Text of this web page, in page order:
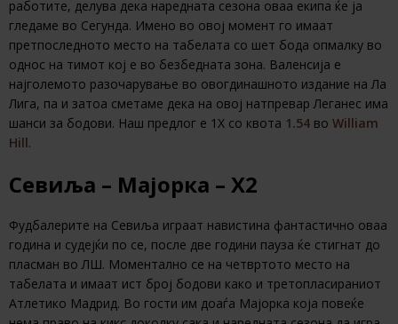
работите, делува дека наредната сезона оваа екипа ќе ја
гледаме во Сегунда. Имено во овој момент го имаат
претпоследното место на табелата со шет бода опмалку во
однос на тимот кој е во безбедната зона. Валенсија е
најголемото разочарување во овогдинашното издание на Ла
Лига, па и затоа сметаме дека на овој натпревар Леганес има
шанси за бодови. Наш предлог е 1Х со квота 1.54 во William
Hill.
Севиља – Мајорка – Х2
Фудбалерите на Севиља играат навистина фантастично оваа
година и судејќи по се, после две години пауза ќе стигнат до
пласман во ЛШ. Моментално се на четвртото место на
табелата и имаат ист број бодови како и третопласираниот
Атлетико Мадрид. Во гости им доаѓа Мајорка која повеќе